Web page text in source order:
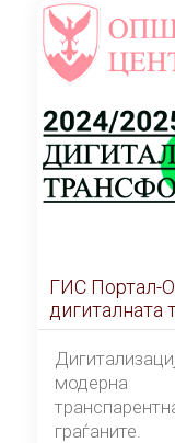
ГИС Портал-
дигиталната
модерна
граѓаните.